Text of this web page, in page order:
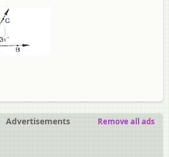
Advertisements Remove all ads